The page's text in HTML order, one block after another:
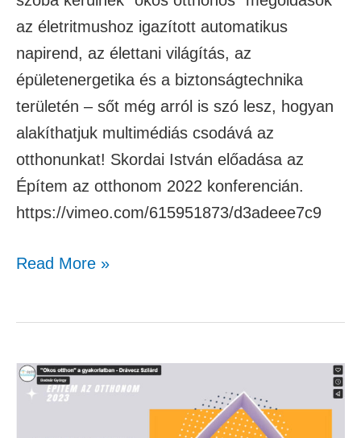
az életritmushoz igazított automatikus
napirend, az élettani világítás, az
épületenergetika és a biztonságtechnika
területén – sőt még arról is szó lesz, hogyan
alakíthatjuk multimédiás csodává az
otthonunkat! Skordai István előadása az
Építem az otthonom 2022 konferencián.
https://vimeo.com/615951873/d3adeee7c9
Read More »
“Okos
otthon”